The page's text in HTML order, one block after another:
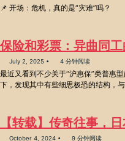
📌 开场：危机，真的是“灾难”吗？
保险和彩票：异曲同工
July 2, 2025 4 分钟阅读
最近又看到不少关于“沪惠保”类普惠
下，发现其中有些细思极恐的结构，
【转载】传奇往事，
October 4, 2024 9 分钟阅读